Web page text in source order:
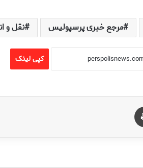
مرجع خبری پرسپولیس نقل و
کپی لینک